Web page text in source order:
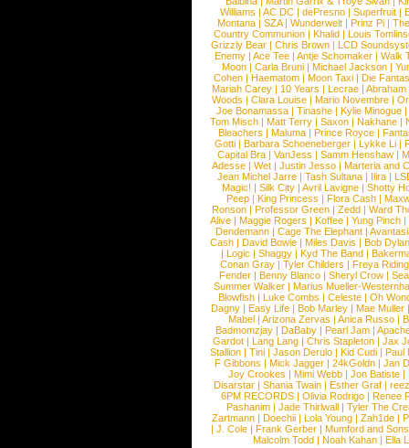
Williams |AC DC |dePresno |Superfruit |
Montana |SZA|Wunderwelt |Prinz Pi |
Country Communion | Khalid | Louis
Grizzly Bear | Chris Brown | LCD
Enemy | Ace Tee | Antje Schomaker | Walk
Moon |Carla Bruni |Michael Jackson |
Cohen |Haematom |Moon Taxi |Die
Mariah Carey | 10 Years | Lecrae | Abraham
Woods |Clara Louise |Mario Novembre |
Joe Bonamassa | Tinashe | Kylie Minogue |
Tom Misch |Matt Terry |Saxon |Nakhane |
Bleachers | Maluma | Prince Royce |
Gotti |Barbara Schoeneberger |Lykke Li |
Capital Bra |VanJess |Samm Henshaw |
Adesse |Wet |Justin Jesso |Marteria and
Jean Michel Jarre |Tash Sultana | Ilira |
Magic! | Silk City | Avril Lavigne | Shotty
Peep |King Princess |Flora Cash |
Ronson |Professor Green |Zedd |Ward
Alive |Maggie Rogers |Koffee |Yung Pinch |
Dendemann |Cage The Elephant |
Cash | David Bowie | Miles Davis | Bob Dylan
|Logic |Shaggy |Kyd The Band |
Conan Gray |Tyler Childers |Freya
Fender |Benny Blanco |Sheryl Crow |
Summer Walker |Marius Mueller-
Blowfish | Luke Combs | Celeste | Oh
Dagny |Easy Life |Bob Marley |Mae Muller
Mabel |Arizona Zervas |Anica Russo |
Badmomzjay |DaBaby |Pearl Jam |
Gardot | Lang Lang | Chris Stapleton | Jax
Stallion |Tini |Jason Derulo |Kid Cudi |Paul
F Gibbons | Mick Jagger | 24kGoldn | Jan
Joy Crookes | Mimi Webb | Jon Batiste |
Disarstar | Shania Twain | Esther Graf |
6PM RECORDS | Olivia Rodrigo | Renee
Pashanim |Jade Thirlwall |Tyler The
Zartmann | Doechii | Lola Young | Zah1de |
| J. Cole | Frank Gerber | Mumford and Sons
Malcolm Todd | Noah Kahan | Ella